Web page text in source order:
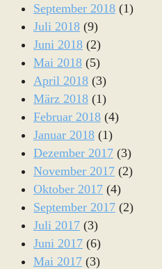
September 2018 (1)
Juli 2018 (9)
Juni 2018 (2)
Mai 2018 (5)
April 2018 (3)
März 2018 (1)
Februar 2018 (4)
Januar 2018 (1)
Dezember 2017 (3)
November 2017 (2)
Oktober 2017 (4)
September 2017 (2)
Juli 2017 (3)
Juni 2017 (6)
Mai 2017 (3)